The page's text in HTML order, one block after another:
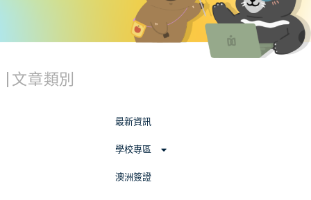
文章類別
最新資訊
學校專區
澳洲簽證